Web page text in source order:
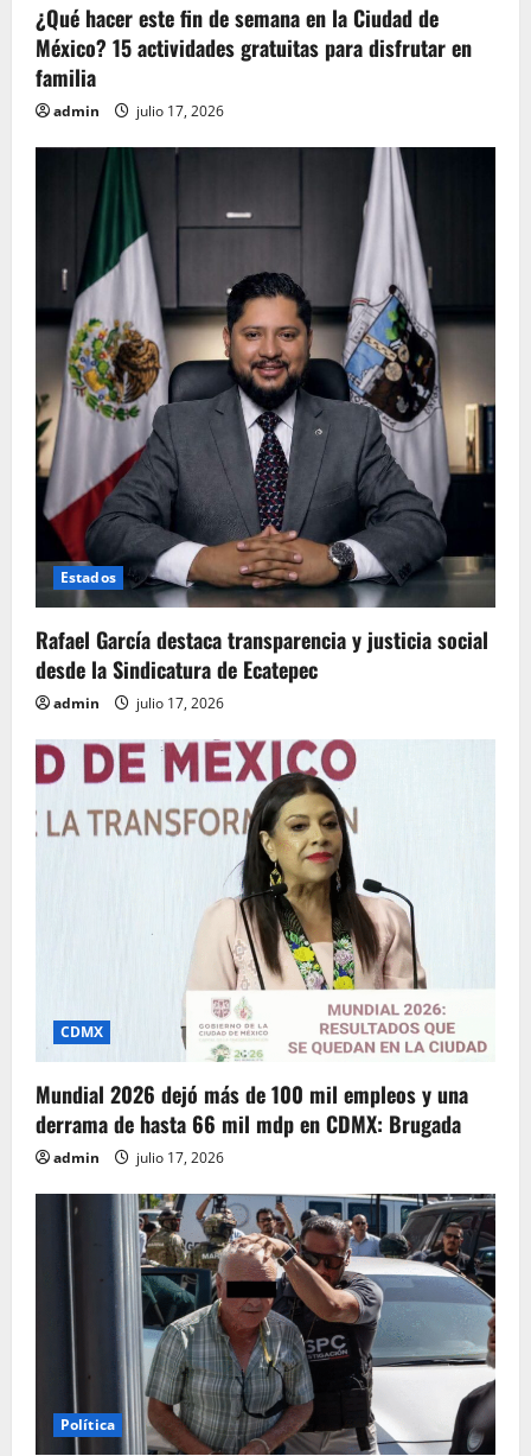
¿Qué hacer este fin de semana en la Ciudad de
México? 15 actividades gratuitas para disfrutar en
familia
admin julio 17, 2026
Estados
Rafael García destaca transparencia y justicia social
desde la Sindicatura de Ecatepec
admin julio 17, 2026
CDMX
Mundial 2026 dejó más de 100 mil empleos y una
derrama de hasta 66 mil mdp en CDMX: Brugada
admin julio 17, 2026
Política